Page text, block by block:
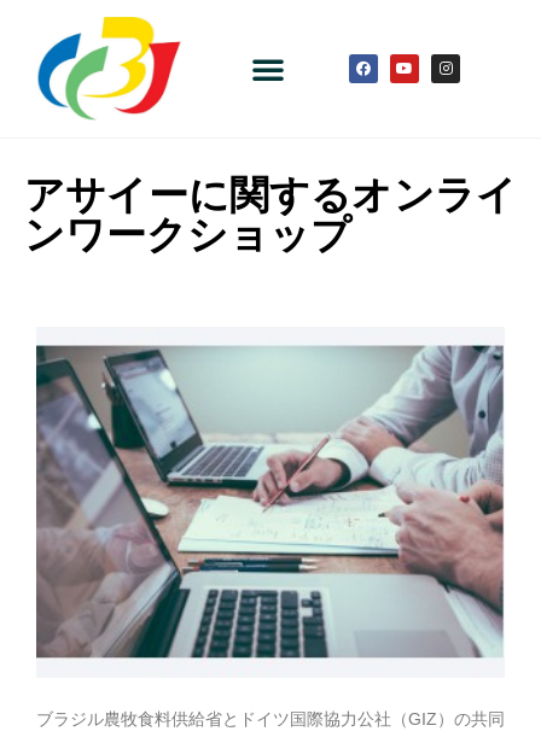
アサイーに関するオンライ
ンワークショップ
ブラジル農牧食料供給省とドイツ国際協力公社（GIZ）の共同